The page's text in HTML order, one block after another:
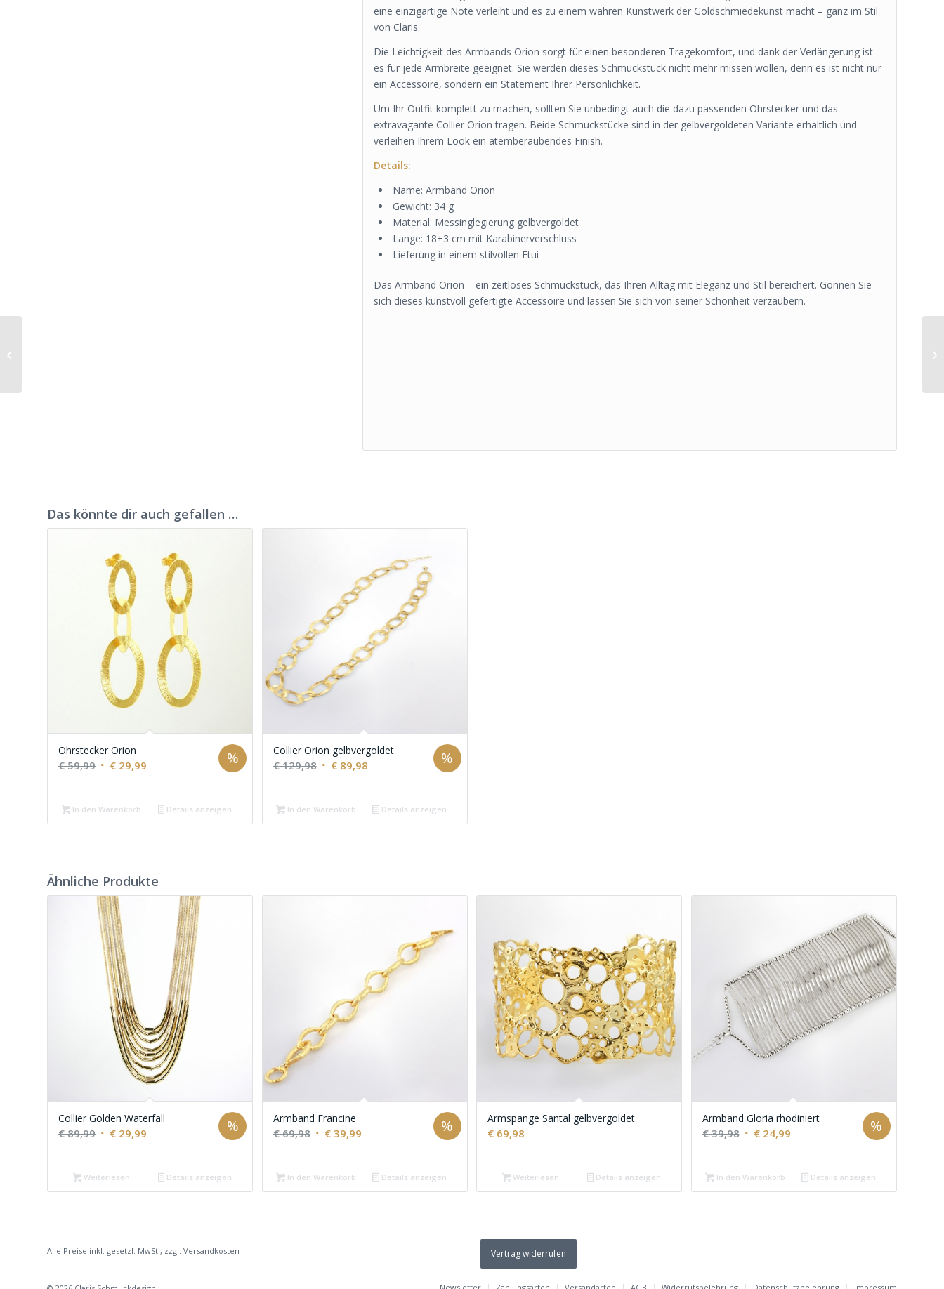
eine einzigartige Note verleiht und es zu einem wahren Kunstwerk der Goldschmiedekunst macht – ganz im Stil
von Claris.
Die Leichtigkeit des Armbands Orion sorgt für einen besonderen Tragekomfort, und dank der Verlängerung ist
es für jede Armbreite geeignet. Sie werden dieses Schmuckstück nicht mehr missen wollen, denn es ist nicht nur
ein Accessoire, sondern ein Statement Ihrer Persönlichkeit.
Um Ihr Outfit komplett zu machen, sollten Sie unbedingt auch die dazu passenden Ohrstecker und das
extravagante Collier Orion tragen. Beide Schmuckstücke sind in der gelbvergoldeten Variante erhältlich und
verleihen Ihrem Look ein atemberaubendes Finish.
Details:
Name: Armband Orion
Gewicht: 34 g
Material: Messinglegierung gelbvergoldet
Länge: 18+3 cm mit Karabinerverschluss
Lieferung in einem stilvollen Etui
Das Armband Orion – ein zeitloses Schmuckstück, das Ihren Alltag mit Eleganz und Stil bereichert. Gönnen Sie
sich dieses kunstvoll gefertigte Accessoire und lassen Sie sich von seiner Schönheit verzaubern.
Das könnte dir auch gefallen …
Ohrstecker Orion
€59,99 Ursprünglicher
€ 59,99
€ 29,99
€ 29,99.
%
In den Warenkorb Details anzeigen
Collier Orion gelbvergoldet
€129,98 Ursprünglicher
€ 129,98
€89,98Aktueller
€ 89,98.
%
In den Warenkorb Details anzeigen
Ähnliche Produkte
Collier Golden Waterfall
€89,99 Ursprünglicher
€ 89,99
€ 29,99
€ 29,99.
%
Weiterlesen Details anzeigen
Armband Francine
€69,98 Ursprünglicher
€ 69,98
€39,99Aktueller
€ 39,99.
%
In den Warenkorb Details anzeigen
Armspange Santal gelbvergoldet
€ 69,98
Weiterlesen Details anzeigen
Armband Gloria rhodiniert
€39,98 Ursprünglicher
€ 39,98
€24,99Aktueller
€ 24,99.
%
In den Warenkorb Details anzeigen
Alle Preise inkl. gesetzl. MwSt., zzgl. Versandkosten Vertrag widerrufen